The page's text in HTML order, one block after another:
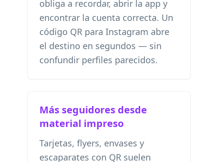
obliga a recordar, abrir la app y
encontrar la cuenta correcta. Un
código QR para Instagram abre
el destino en segundos — sin
confundir perfiles parecidos.
Más seguidores desde
material impreso
Tarjetas, flyers, envases y
escaparates con QR suelen